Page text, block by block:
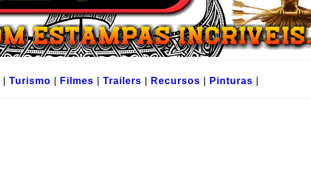
Turismo Filmes Trailers Recursos Pinturas